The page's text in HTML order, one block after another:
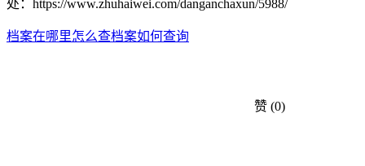
处：https://www.zhuhaiwei.com/danganchaxun/5988/
档案在哪里怎么查档案如何查询
赞 (0)